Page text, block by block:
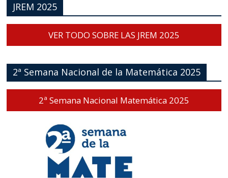
JREM 2025
VER TODO SOBRE LAS JREM 2025
2ª Semana Nacional de la Matemática 2025
2ª Semana Nacional Matemática 2025